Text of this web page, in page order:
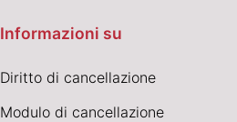
Informazioni su
Diritto di cancellazione
Modulo di cancellazione